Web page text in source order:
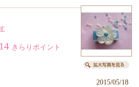
14 きらりポイント
2015/05/18